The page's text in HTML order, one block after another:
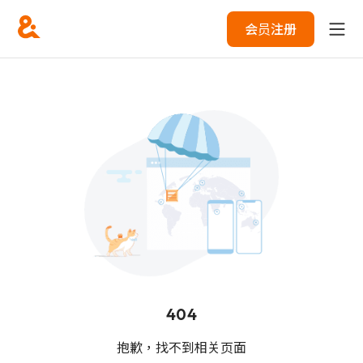
会员注册
404
抱歉，找不到相关页面